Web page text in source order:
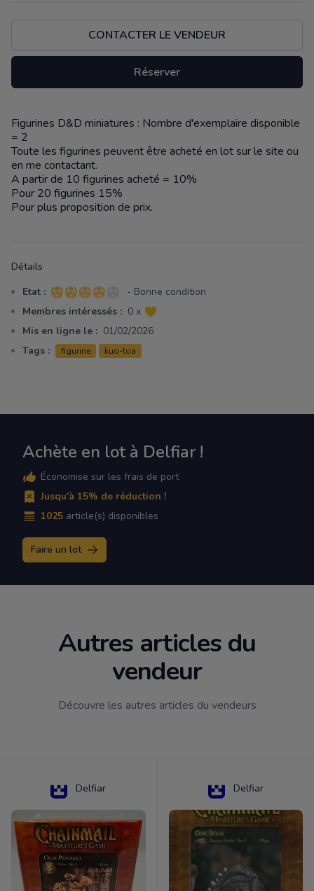
CONTACTER LE VENDEUR
Réserver
Description
Figurines D&D miniatures : Nombre d'exemplaire disponible
= 2
Toute les figurines peuvent être acheté en lot sur le site ou
en me contactant.
A partir de 10 figurines acheté = 10%
Pour 20 figurines 15%
Pour plus proposition de prix.
Détails
Etat : 4 sur 5 étoiles
- Bonne condition
Membres intéressés : 0 x
Mis en ligne le : 01/02/2026
Tags :
figurine kuo-toa
Achète en lot à Delfiar !
Économise sur les frais de port
Jusqu'à 15% de réduction !
1025 article(s) disponibles
Faire un lot
Autres articles du
vendeur
Découvre les autres articles du vendeurs
Delfiar Delfiar